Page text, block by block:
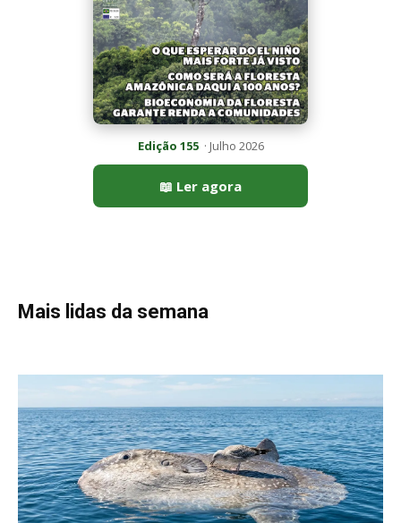
Mais lidas da semana
Peixe-lua emerge horizontalmente na superfície oceânica para
permitir que aves marinhas removam ectoparasitas